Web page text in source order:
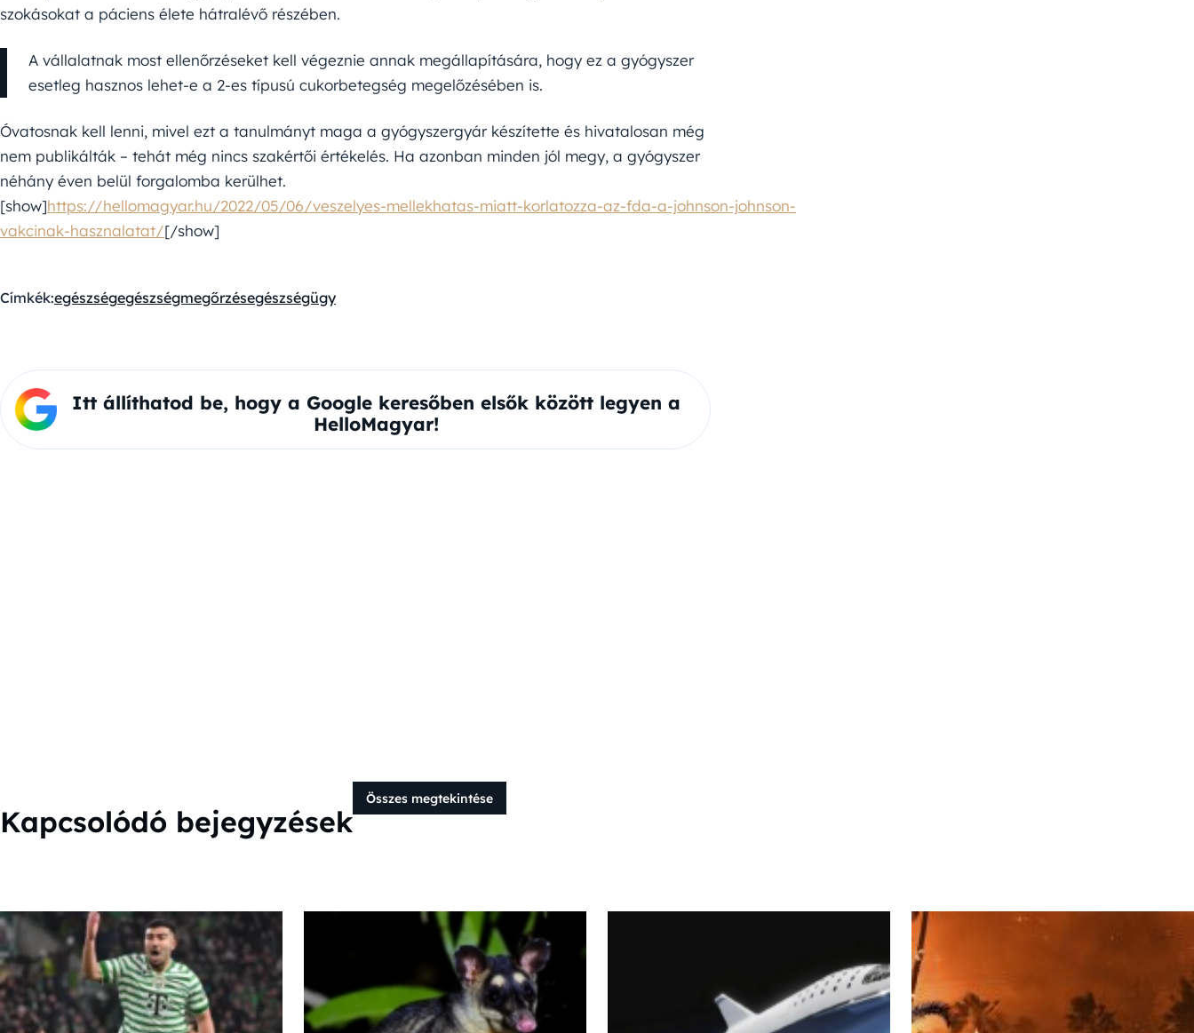
szokásokat a páciens élete hátralévő részében.
A vállalatnak most ellenőrzéseket kell végeznie annak megállapítására, hogy ez a gyógyszer
esetleg hasznos lehet-e a 2-es típusú cukorbetegség megelőzésében is.
Óvatosnak kell lenni, mivel ezt a tanulmányt maga a gyógyszergyár készítette és hivatalosan még
nem publikálták – tehát még nincs szakértői értékelés. Ha azonban minden jól megy, a gyógyszer
néhány éven belül forgalomba kerülhet.
[show]https://hellomagyar.hu/2022/05/06/veszelyes-mellekhatas-miatt-korlatozza-az-fda-a-johnson-johnson-
vakcinak-hasznalatat/[/show]
Címkék:egészségegészségmegőrzésegészségügy
Itt állíthatod be, hogy a Google keresőben elsők között legyen a
HelloMagyar!
Kapcsolódó bejegyzések
Összes megtekintése